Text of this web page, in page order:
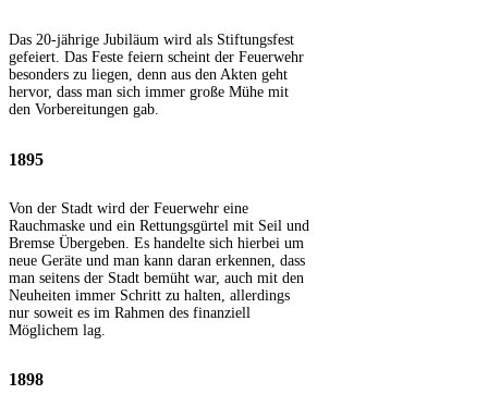
Das 20-jährige Jubiläum wird als Stiftungsfest
gefeiert. Das Feste feiern scheint der Feuerwehr
besonders zu liegen, denn aus den Akten geht
hervor, dass man sich immer große Mühe mit
den Vorbereitungen gab.
1895
Von der Stadt wird der Feuerwehr eine
Rauchmaske und ein Rettungsgürtel mit Seil und
Bremse Übergeben. Es handelte sich hierbei um
neue Geräte und man kann daran erkennen, dass
man seitens der Stadt bemüht war, auch mit den
Neuheiten immer Schritt zu halten, allerdings
nur soweit es im Rahmen des finanziell
Möglichem lag.
1898